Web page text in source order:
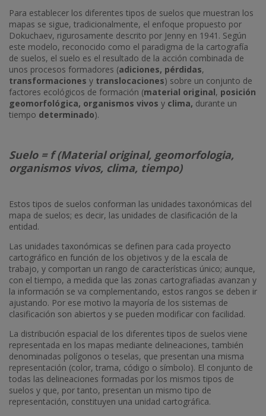
Para establecer los diferentes tipos de suelos que muestran los
mapas se sigue, tradicionalmente, el enfoque propuesto por
Dokuchaev, rigurosamente descrito por Jenny en 1941. Según
este modelo, reconocido como el paradigma de la cartografía
de suelos, el suelo es el resultado de la acción combinada de
unos procesos formadores (adiciones, pérdidas,
transformaciones y translocaciones) sobre un conjunto de
factores ecológicos de formación (material original, posición
geomorfológica, organismos vivos y clima, durante un
tiempo determinado).
Suelo = f (Material original, geomorfologia,
organismos vivos, clima, tiempo)
Estos tipos de suelos conforman las unidades taxonómicas del
mapa de suelos; es decir, las unidades de clasificación de la
entidad.
Las unidades taxonómicas se definen para cada proyecto
cartográfico en función de los objetivos y de la escala de
trabajo, y comportan un rango de características único; aunque,
con el tiempo, a medida que las zonas cartografiadas avanzan y
la información se va complementando, estos rangos se deben ir
ajustando. Por ese motivo la mayoría de los sistemas de
clasificación son abiertos y se pueden modificar con facilidad.
La distribución espacial de los diferentes tipos de suelos viene
representada en los mapas mediante delineaciones, también
denominadas polígonos o teselas, que presentan una misma
representación (color, trama, código o símbolo). El conjunto de
todas las delineaciones formadas por los mismos tipos de
suelos y que, por tanto, presentan un mismo tipo de
representación, constituyen una unidad cartográfica.